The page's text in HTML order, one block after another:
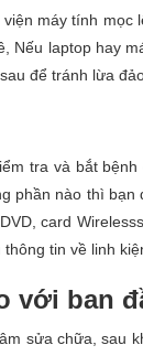
máy tính
laptop hay
để tránh lừa
tra và bắt
phần nào thì
card
tin về linh
với ban
sửa chữa, sau